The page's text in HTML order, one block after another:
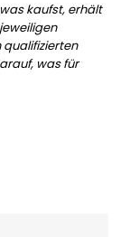
kaufst, erhält
qualifizierten
was für